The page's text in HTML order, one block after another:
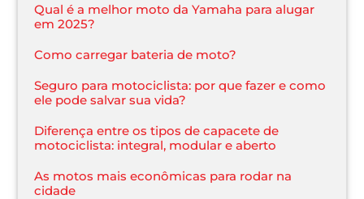
Qual é a melhor moto da Yamaha para alugar
em 2025?
Como carregar bateria de moto?
Seguro para motociclista: por que fazer e como
ele pode salvar sua vida?
Diferença entre os tipos de capacete de
motociclista: integral, modular e aberto
As motos mais econômicas para rodar na
cidade